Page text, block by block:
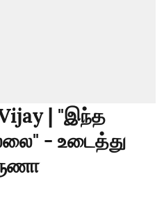
| "இந்த
- உடைத்து